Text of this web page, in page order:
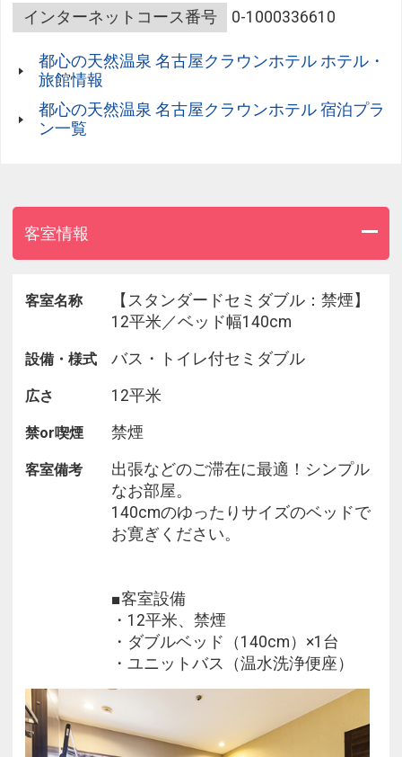
い！
※表示料金は「お値引き後」の金額です。
インターネットコース番号
0-1000336610
都心の天然温泉 名古屋クラウンホテル ホテル・
旅館情報
都心の天然温泉 名古屋クラウンホテル 宿泊プラ
ン一覧
客室情報
客室名称
【スタンダードセミダブル：禁煙】
12平米／ベッド幅140cm
設備・様式 バス・トイレ付セミダブル
広さ 12平米
禁or喫煙 禁煙
客室備考
出張などのご滞在に最適！シンプル
なお部屋。
140cmのゆったりサイズのベッドで
お寛ぎください。
■客室設備
・12平米、禁煙
・ダブルベッド（140cm）×1台
・ユニットバス（温水洗浄便座）